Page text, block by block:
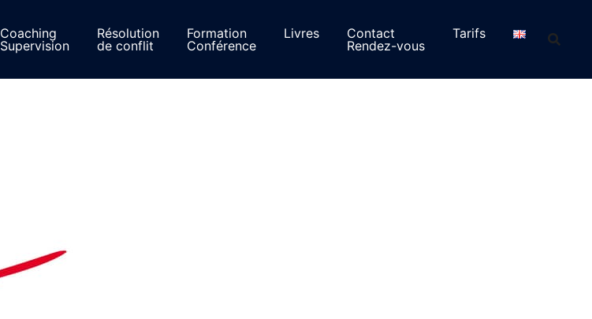
Coaching
Supervision
Résolution
de conflit
Formation
Conférence
Livres
Contact
Rendez-vous
Tarifs